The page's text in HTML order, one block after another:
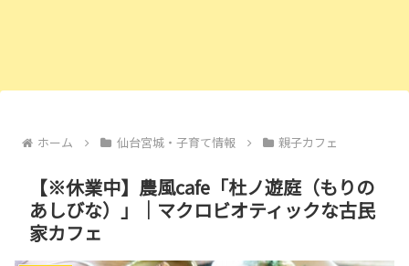
ホーム 仙台宮城・子育て情報 親子カフェ
【※休業中】農風cafe「杜ノ遊庭（もりの
あしびな）」｜マクロビオティックな古民
家カフェ